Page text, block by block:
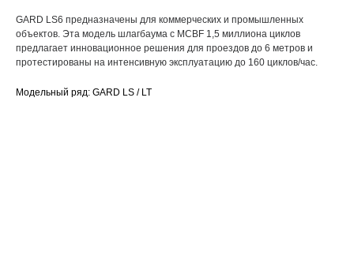
GARD LS6 предназначены для коммерческих и промышленных
объектов. Эта модель шлагбаума с MCBF 1,5 миллиона циклов
предлагает инновационное решения для проездов до 6 метров и
протестированы на интенсивную эксплуатацию до 160 циклов/час.
Модельный ряд: GARD LS / LT